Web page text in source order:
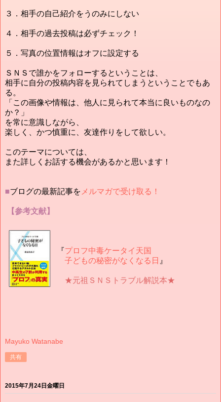
３．相手の自己紹介をうのみにしない
４．相手の過去投稿は必ずチェック！
５．写真の位置情報はオフに設定する
ＳＮＳで誰かをフォローするということは、
相手に自分の投稿内容を見られてしまうということでもあ
る。
「この画像や情報は、他人に見られて本当に良いものなの
か？」
を常に意識しながら、
楽しく、かつ慎重に、友達作りをして欲しい。
このテーマについては、
また詳しくお話する機会があるかと思います！
■ブログの最新記事をメルマガで受け取る！
【参考文献】
『プロフ中毒ケータイ天国
子どもの秘密がなくなる日 』
★元祖ＳＮＳトラブル解説本★
Mayuko Watanabe
共有
2015年7月24日金曜日